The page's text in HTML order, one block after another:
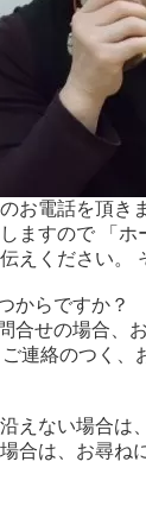
お電話を頂き
ますので 「
えください。
からですか？
せの場合、お
連絡のつく、
えない場合は
合は、お尋ね